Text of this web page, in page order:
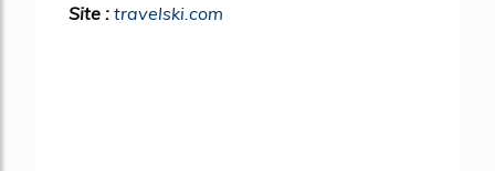
Site : travelski.com